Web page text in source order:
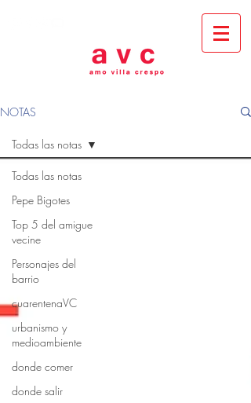
NOTAS
Todas las notas
Pepe Bigotes
Top 5 del amigue
vecine
Personajes del
barrio
cuarentenaVC
urbanismo y
medioambiente
donde comer
donde salir
Todas las notas